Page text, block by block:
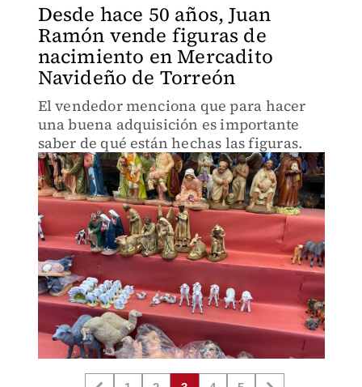
Desde hace 50 años, Juan
Ramón vende figuras de
nacimiento en Mercadito
Navideño de Torreón
El vendedor menciona que para hacer
una buena adquisición es importante
saber de qué están hechas las figuras.